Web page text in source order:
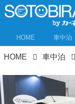
HOME 車中泊
HOME 車中泊